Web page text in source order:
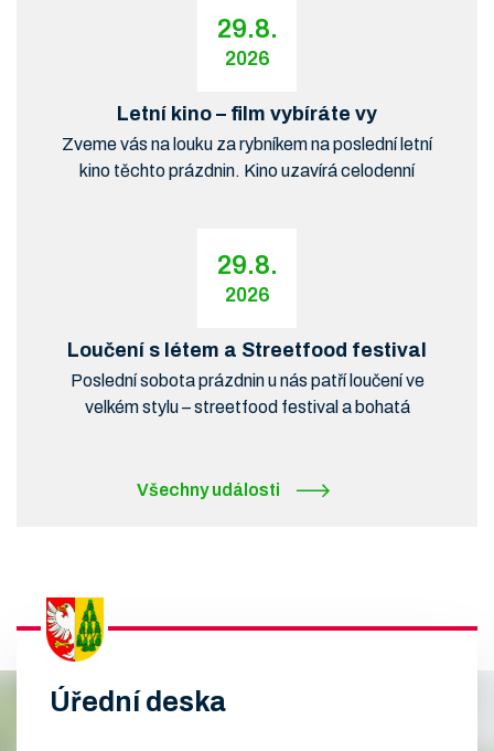
29.8.
2026
Letní kino – film vybíráte vy
Zveme vás na louku za rybníkem na poslední letní
kino těchto prázdnin. Kino uzavírá celodenní
29.8.
2026
Loučení s létem a Streetfood festival
Poslední sobota prázdnin u nás patří loučení ve
velkém stylu – streetfood festival a bohatá
Všechny události
Úřední deska